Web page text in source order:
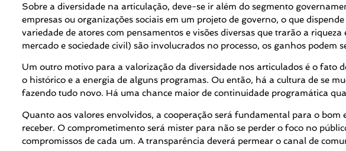
Sobre a diversidade na articulação, deve-se ir além do segmento
empresas ou organizações sociais em um projeto de governo, o que
variedade de atores com pensamentos e visões diversas que trarão a
mercado e sociedade civil) são involucrados no processo, os ganhos podem
Um outro motivo para a valorização da diversidade nos articulados é o fato
o histórico e a energia de alguns programas. Ou então, há a cultura de se
fazendo tudo novo. Há uma chance maior de continuidade programática
Quanto aos valores envolvidos, a cooperação será fundamental para o
receber. O comprometimento será mister para não se perder o foco no
compromissos de cada um. A transparência deverá permear o canal de